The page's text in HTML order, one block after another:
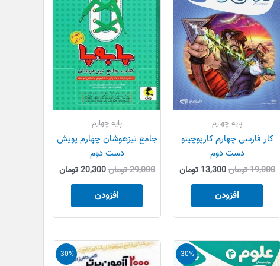
پایه چهارم
کار فارسی چهارم کارپوچینو
دست دوم
19,000تومان
بود.
13,300 تومان
است.
افزودن
پایه چهارم
جامع تیزهوشان چهارم پویش
دست دوم
29,000تومان
بود.
20,300 تومان
است.
افزودن
-30%
قیمت
اصلی
قیمت
فعلی
-30%
قیمت
اصلی
قیمت
فعلی